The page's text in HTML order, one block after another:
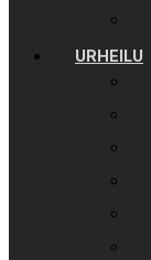
URHEILU